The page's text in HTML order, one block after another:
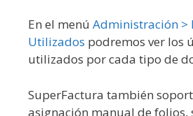
En el menú Administración >
Utilizados podremos ver los
utilizados por cada tipo de
SuperFactura también
asignación manual de folios,